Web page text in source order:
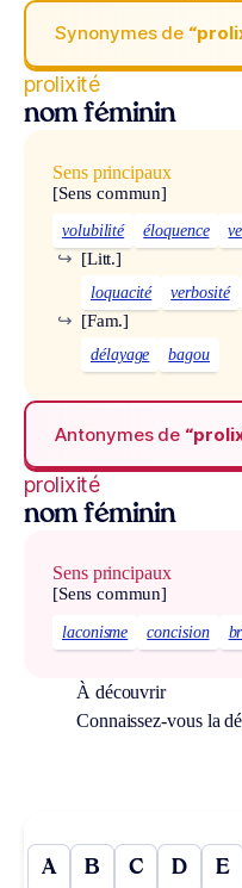
Synonymes de
prolixité
nom féminin
Sens principaux
[Sens commun]
volubilité éloquence
[Litt.]
↪
loquacité verbosité
[Fam.]
↪
délayage bagou
Antonymes de
prolixité
nom féminin
Sens principaux
[Sens commun]
laconisme concision
À découvrir
Connaissez-vous la
A B C D E